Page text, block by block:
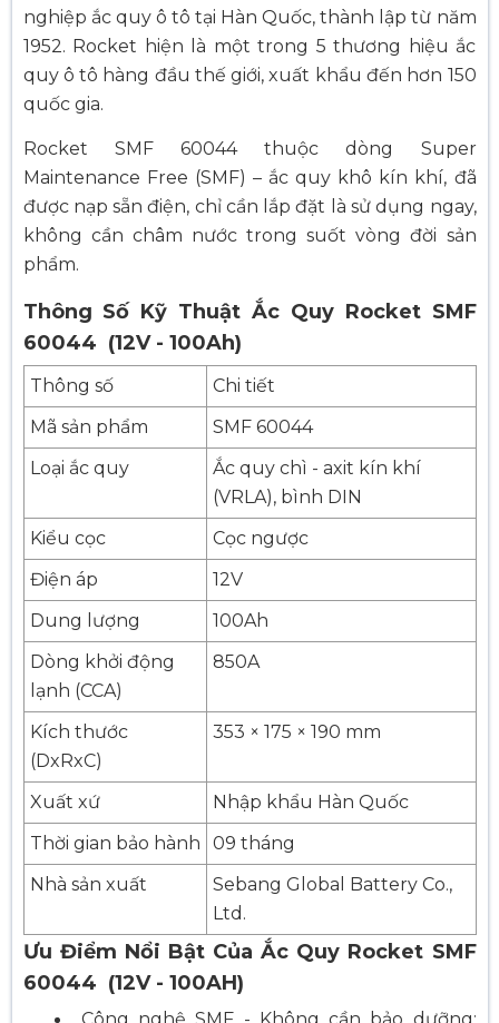
nghiệp ắc quy ô tô tại Hàn Quốc, thành lập từ năm
1952. Rocket hiện là một trong 5 thương hiệu ắc
quy ô tô hàng đầu thế giới, xuất khẩu đến hơn 150
quốc gia.
Rocket SMF 60044 thuộc dòng Super
Maintenance Free (SMF) – ắc quy khô kín khí, đã
được nạp sẵn điện, chỉ cần lắp đặt là sử dụng ngay,
không cần châm nước trong suốt vòng đời sản
phẩm.
Thông Số Kỹ Thuật Ắc Quy Rocket SMF
60044 (12V - 100Ah)
Thông số
Chi tiết
Mã sản phẩm
SMF 60044
Loại ắc quy
Ắc quy chì - axit kín khí
(VRLA), bình DIN
Kiểu cọc
Cọc ngược
Điện áp
12V
Dung lượng
100Ah
Dòng khởi động
lạnh (CCA)
850A
Kích thước
(DxRxC)
353 × 175 × 190 mm
Xuất xứ
Nhập khẩu Hàn Quốc
Thời gian bảo hành
09 tháng
Nhà sản xuất
Sebang Global Battery Co.,
Ltd.
Ưu Điểm Nổi Bật Của Ắc Quy Rocket SMF
60044 (12V - 100AH)